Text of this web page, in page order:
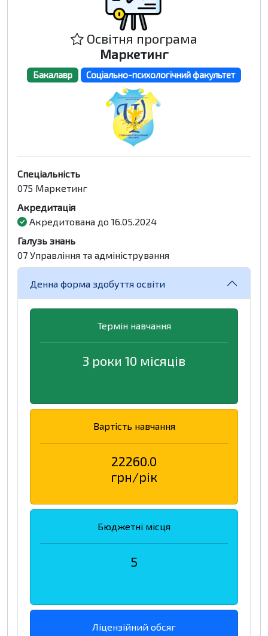
Освітня програма
Маркетинг
Бакалавр Соціально-психологічний факультет
Спеціальність
075 Маркетинг
Акредитація
Акредитована до 16.05.2024
Галузь знань
07 Управління та адміністрування
Денна форма здобуття освіти
Термін навчання
3 роки 10 місяців
Вартість навчання
22260.0
грн/рік
Бюджетні місця
5
Ліцензійний обсяг